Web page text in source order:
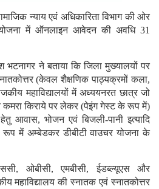
न्याय एवं अधिकारिता विभाग की ओर
में ऑनलाइन आवेदन की अवधि 31
भटनागर ने बताया कि जिला मुख्यालयों पर
(केवल शैक्षणिक पाठ्यक्रमों कला,
महाविद्यालयों में अध्ययनरत छात्र जो
किराये पर लेकर (पेइंग गेस्ट के रूप में)
आवास, भोजन एवं बिजली-पानी इत्यादि
रूप में अम्बेडकर डीबीटी वाउचर योजना के
ओबीसी, एमबीसी, ईडब्ल्यूएस और
महाविद्यालय की स्नातक एवं स्नातकोत्तर